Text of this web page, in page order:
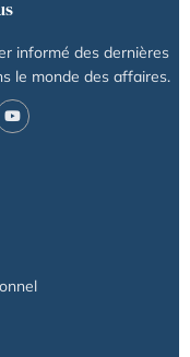
informé des dernières
le monde des affaires.